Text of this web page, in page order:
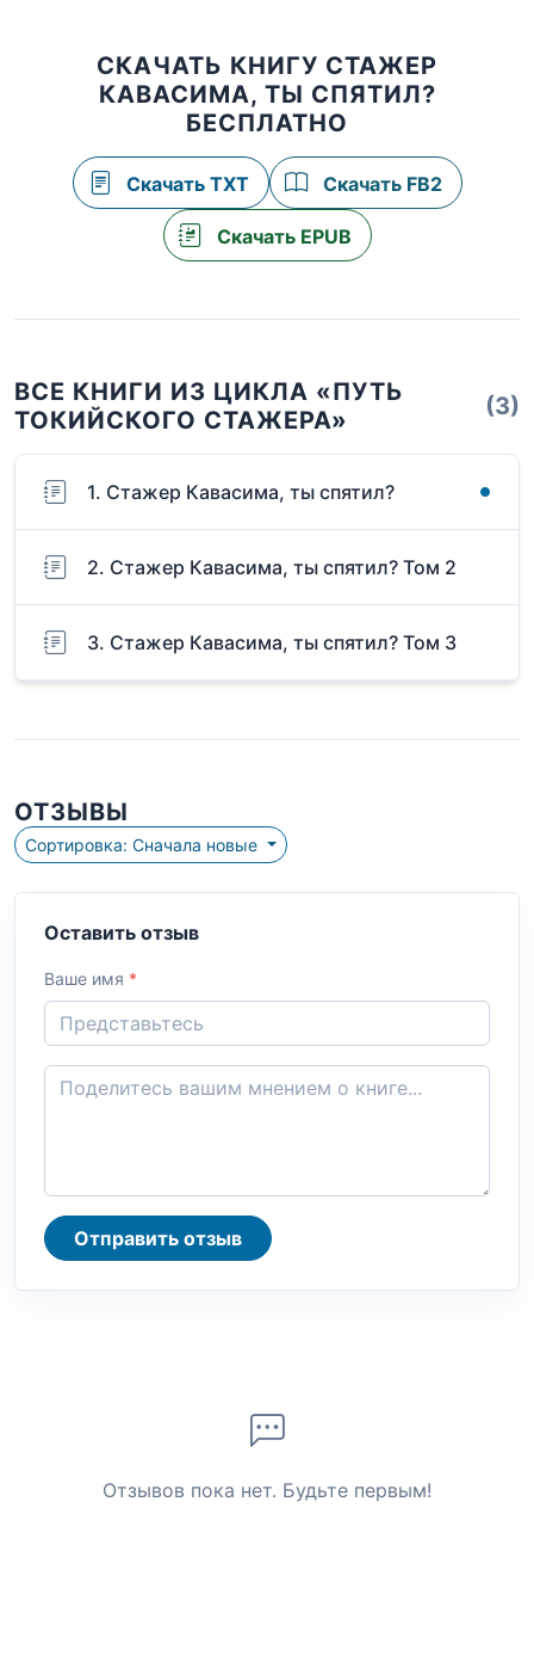
СКАЧАТЬ КНИГУ СТАЖЕР
КАВАСИМА, ТЫ СПЯТИЛ?
БЕСПЛАТНО
Скачать TXT Скачать FB2
Скачать EPUB
ВСЕ КНИГИ ИЗ ЦИКЛА «ПУТЬ
ТОКИЙСКОГО СТАЖЕРА»
(3)
1. Стажер Кавасима, ты спятил?
2. Стажер Кавасима, ты спятил? Том 2
3. Стажер Кавасима, ты спятил? Том 3
ОТЗЫВЫ
Сортировка: Сначала новые
Оставить отзыв
Ваше имя *
Отправить отзыв
Отзывов пока нет. Будьте первым!